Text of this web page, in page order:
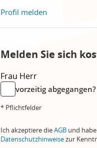
Profil melden
Melden Sie sich
Frau Herr
vorzeitig abgegangen?
* Pflichtfelder
Ich akzeptiere dieAGB und
Datenschutzhinweisezur